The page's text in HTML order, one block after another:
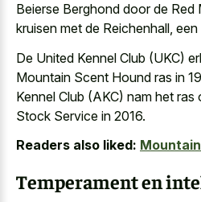
Beierse Berghond door de
kruisen met de Reichenhall,
De United Kennel Club (UKC)
Mountain Scent Hound ras in
Kennel Club (AKC) nam het
Stock Service in 2016.
Readers also liked:
Temperament en